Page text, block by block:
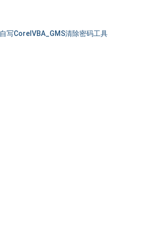
自写CorelVBA_GMS清除密码工具